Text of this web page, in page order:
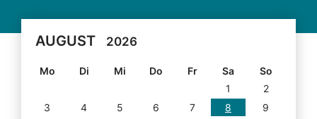
AUGUST 2026
Mo Di Mi Do Fr Sa
So
1
2
3
4 5 6 7 8
9